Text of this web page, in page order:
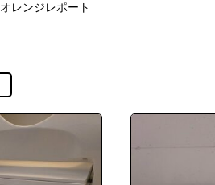
オレンジレポート